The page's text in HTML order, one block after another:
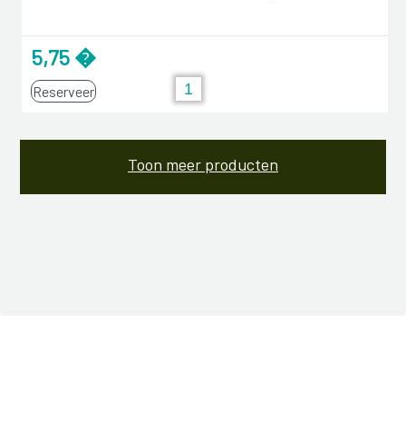
5,75 �
Reserveer
Toon meer producten